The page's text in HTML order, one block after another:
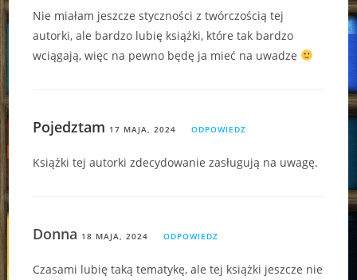
Nie miałam jeszcze styczności z twórczością tej
autorki, ale bardzo lubię książki, które tak bardzo
wciągają, więc na pewno będę ja mieć na uwadze
Pojedztam 17 MAJA, 2024 ODPOWIEDZ
Książki tej autorki zdecydowanie zasługują na uwagę.
Donna 18 MAJA, 2024 ODPOWIEDZ
Czasami lubię taką tematykę, ale tej książki jeszcze nie